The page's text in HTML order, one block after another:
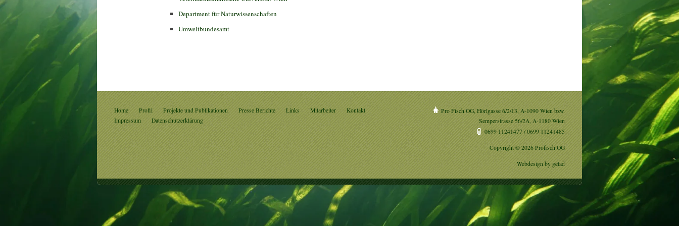
Department für Naturwissenschaften
Umweltbundesamt
Home Profil Projekte und Publikationen Presse Berichte Links Mitarbeiter
Kontakt
Impressum
Datenschutzerklärung
Pro Fisch OG, Hörlgasse 6/2/13, A-1090 Wien bzw.
Semperstrasse 56/2A, A-1180 Wien
0699 11241477 / 0699 11241485
Copyright © 2026 Profisch OG
Webdesign bygetad